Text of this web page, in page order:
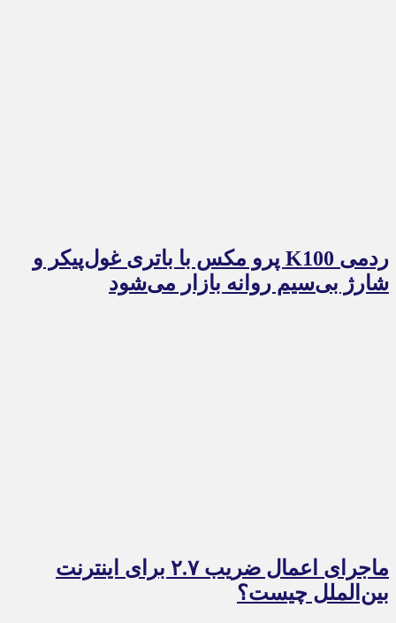
ردمی K100 پرو مکس با باتری غول‌پیکر و
شارژ بی‌سیم روانه بازار می‌شود
ماجرای اعمال ضریب ۲.۷ برای اینترنت
بین‌الملل چیست؟